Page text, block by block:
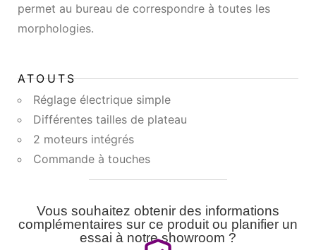
permet au bureau de correspondre à toutes les
morphologies.
ATOUTS
Réglage électrique simple
Différentes tailles de plateau
2 moteurs intégrés
Commande à touches
Vous souhaitez obtenir des informations
complémentaires sur ce produit ou planifier un
essai à notre showroom ?